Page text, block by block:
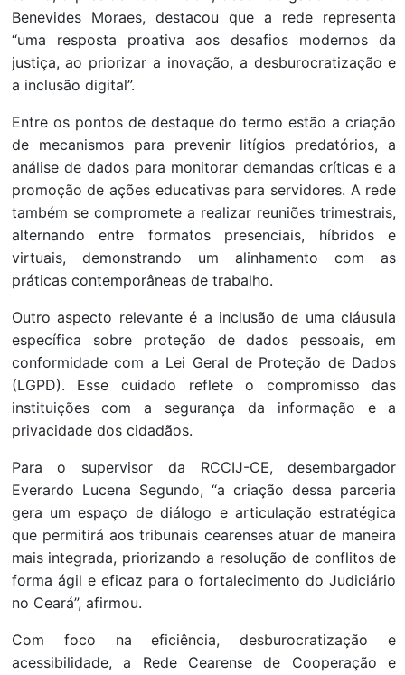
Benevides Moraes, destacou que a rede representa
“uma resposta proativa aos desafios modernos da
justiça, ao priorizar a inovação, a desburocratização e
a inclusão digital”.
Entre os pontos de destaque do termo estão a criação
de mecanismos para prevenir litígios predatórios, a
análise de dados para monitorar demandas críticas e a
promoção de ações educativas para servidores. A rede
também se compromete a realizar reuniões trimestrais,
alternando entre formatos presenciais, híbridos e
virtuais, demonstrando um alinhamento com as
práticas contemporâneas de trabalho.
Outro aspecto relevante é a inclusão de uma cláusula
específica sobre proteção de dados pessoais, em
conformidade com a Lei Geral de Proteção de Dados
(LGPD). Esse cuidado reflete o compromisso das
instituições com a segurança da informação e a
privacidade dos cidadãos.
Para o supervisor da RCCIJ-CE, desembargador
Everardo Lucena Segundo, “a criação dessa parceria
gera um espaço de diálogo e articulação estratégica
que permitirá aos tribunais cearenses atuar de maneira
mais integrada, priorizando a resolução de conflitos de
forma ágil e eficaz para o fortalecimento do Judiciário
no Ceará”, afirmou.
Com foco na eficiência, desburocratização e
acessibilidade, a Rede Cearense de Cooperação e